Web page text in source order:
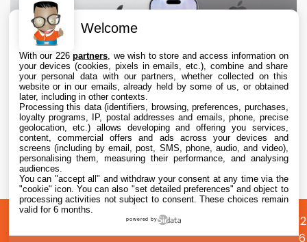
Apple Upgrade : Apple voulait précharger vos
données sur iPhone
9 Aug. 2026 • 18:11
propos
Préférences
cookies
Confidentialité
©
2026
Welcome
With our 226partners , we wish to store and access information on
your devices (cookies, pixels in emails, etc.), combine and share
your personal data with our partners, whether collected on this
website or in our emails, already held by some of us, or obtained
later, including in other contexts.
Processing this data (identifiers, browsing, preferences, purchases,
loyalty programs, IP, postal addresses and emails, phone, precise
geolocation, etc.) allows developing and offering you services,
content, commercial offers and ads across your devices and
screens (including by email, post, SMS, phone, audio, and video),
personalising them, measuring their performance, and analysing
audiences.
You can "accept all" and withdraw your consent at any time via the
"cookie" icon. You can also "set detailed preferences" and object to
processing activities not subject to consent. These choices remain
valid for 6 months.
powered by